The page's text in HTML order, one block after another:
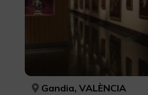
Gandia, VALÈNCIA